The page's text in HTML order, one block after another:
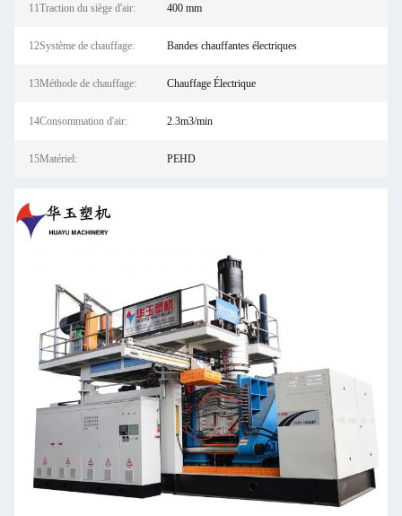
11Traction du siège d'air: 400 mm
12Système de chauffage: Bandes chauffantes électriques
13Méthode de chauffage: Chauffage Électrique
14Consommation d'air: 2.3m3/min
15Matériel: PEHD